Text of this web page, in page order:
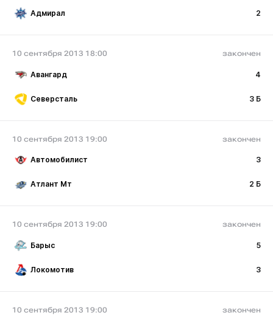
Адмирал 2
10 сентября 2013 18:00 закончен
Авангард 4
Северсталь 3 Б
10 сентября 2013 19:00 закончен
Автомобилист 3
Атлант Мт 2 Б
10 сентября 2013 19:00 закончен
Барыс 5
Локомотив 3
10 сентября 2013 19:00 закончен